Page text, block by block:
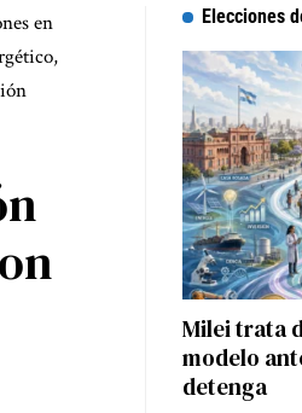
en
Elecciones
Milei trata
modelo
detenga